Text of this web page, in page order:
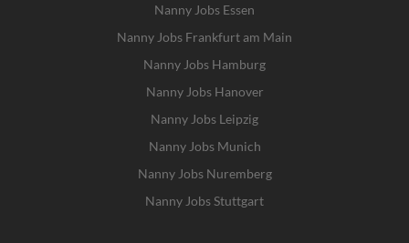
Nanny Jobs Essen
Nanny Jobs Frankfurt am Main
Nanny Jobs Hamburg
Nanny Jobs Hanover
Nanny Jobs Leipzig
Nanny Jobs Munich
Nanny Jobs Nuremberg
Nanny Jobs Stuttgart